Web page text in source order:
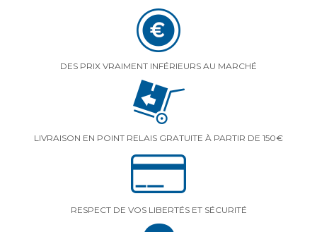
DES PRIX VRAIMENT INFÉRIEURS AU MARCHÉ
LIVRAISON EN POINT RELAIS GRATUITE À PARTIR DE 150€
RESPECT DE VOS LIBERTÉS ET SÉCURITÉ